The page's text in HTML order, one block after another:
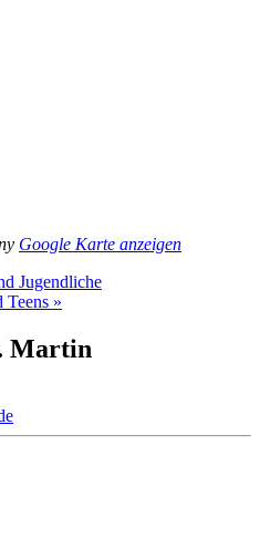
Google Karte anzeigen
Jugendliche
Teens »
Martin